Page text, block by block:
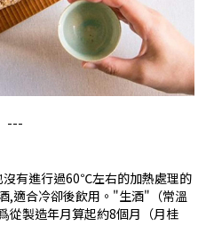
---
有進行過60℃左右的加熱處理的
,適合冷卻後飲用。"生酒"（常溫
從製造年月算起約8個月（月桂